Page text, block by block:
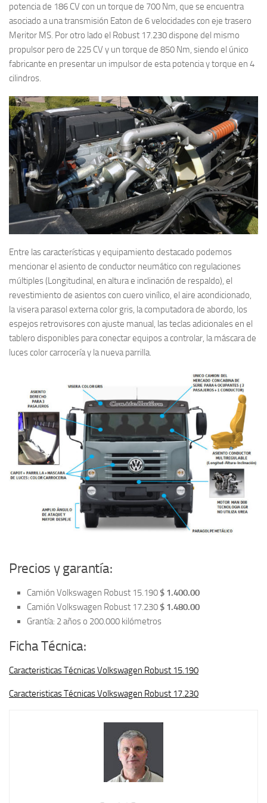
potencia de 186 CV con un torque de 700 Nm, que se encuentra
asociado a una transmisión Eaton de 6 velocidades con eje trasero
Meritor MS. Por otro lado el Robust 17.230 dispone del mismo
propulsor pero de 225 CV y un torque de 850 Nm, siendo el único
fabricante en presentar un impulsor de esta potencia y torque en 4
cilindros.
Entre las características y equipamiento destacado podemos
mencionar el asiento de conductor neumático con regulaciones
múltiples (Longitudinal, en altura e inclinación de respaldo), el
revestimiento de asientos con cuero vinílico, el aire acondicionado,
la visera parasol externa color gris, la computadora de abordo, los
espejos retrovisores con ajuste manual, las teclas adicionales en el
tablero disponibles para conectar equipos a controlar, la máscara de
luces color carrocería y la nueva parrilla.
Precios y garantía:
Camión Volkswagen Robust 15.190 $ 1.400.00
Camión Volkswagen Robust 17.230 $ 1.480.00
Grantía: 2 años o 200.000 kilómetros
Ficha Técnica:
Caracteristicas Técnicas Volkswagen Robust 15.190
Caracteristicas Técnicas Volkswagen Robust 17.230